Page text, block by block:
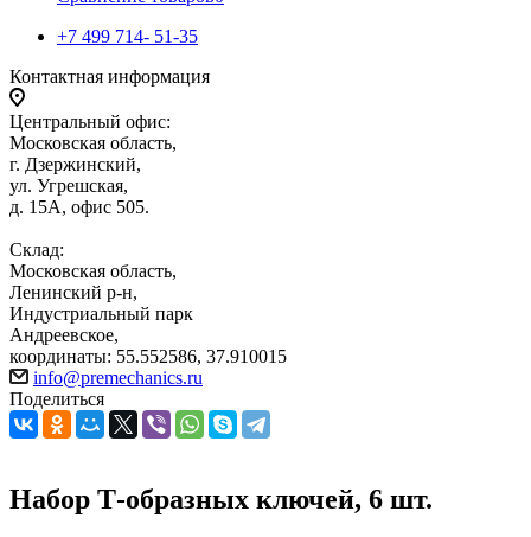
+7 499 714- 51-35
Контактная информация
Центральный офис:
Московская область,
г. Дзержинский,
ул. Угрешская,
д. 15А, офис 505.
Склад:
Московская область,
Ленинский р-н,
Индустриальный парк
Андреевское,
координаты: 55.552586, 37.910015
info@premechanics.ru
Поделиться
Набор Т-образных ключей, 6 шт.